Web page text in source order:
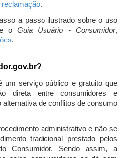
reclamação.
a passo ilustrado sobre o uso
oGuia Usuário - Consumidor,
.
um serviço público e gratuito que
direta entre consumidores e
alternativa de conflitos de consumo
administrativo e não se
tradicional prestado pelos
Consumidor. Sendo assim, a